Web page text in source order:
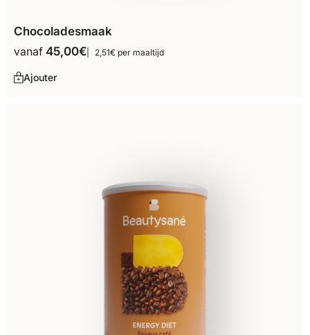
Chocoladesmaak
vanaf 45,00€ 2,51€ per maaltijd
Ajouter